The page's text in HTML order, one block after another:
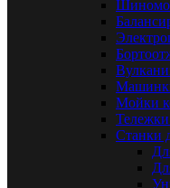
Мойки
Тележки
Станки